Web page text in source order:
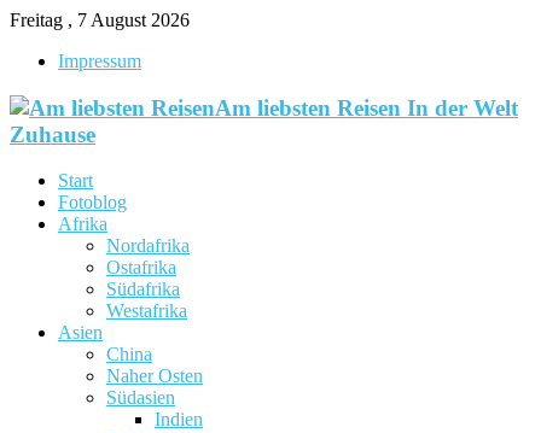
Freitag , 7 August 2026
Impressum
Am liebsten Reisen In der Welt
Zuhause
Start
Fotoblog
Afrika
Nordafrika
Ostafrika
Südafrika
Westafrika
Asien
China
Naher Osten
Südasien
Indien